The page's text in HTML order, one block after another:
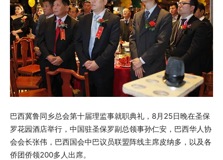
巴西冀鲁同乡总会第十届理监事就职典礼，8月25日晚在圣保
罗花园酒店举行，中国驻圣保罗副总领事孙仁安，巴西华人协
会会长张伟，巴西国会中巴议员联盟阵线主席皮纳多，以及各
侨团侨领200多人出席。